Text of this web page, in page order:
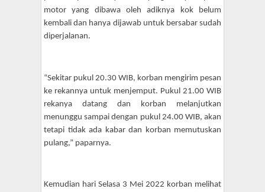
motor yang dibawa oleh adiknya kok belum
kembali dan hanya dijawab untuk bersabar sudah
diperjalanan.
“Sekitar pukul 20.30 WIB, korban mengirim pesan
ke rekannya untuk menjemput. Pukul 21.00 WIB
rekanya datang dan korban melanjutkan
menunggu sampai dengan pukul 24.00 WIB, akan
tetapi tidak ada kabar dan korban memutuskan
pulang,” paparnya.
Kemudian hari Selasa 3 Mei 2022 korban melihat